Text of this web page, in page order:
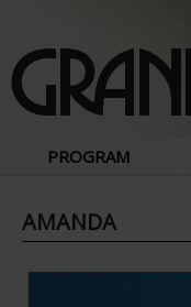
PROGRAM
AMANDA